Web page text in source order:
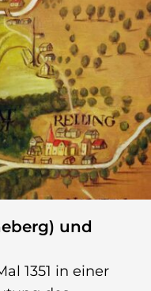
und
1351 in einer